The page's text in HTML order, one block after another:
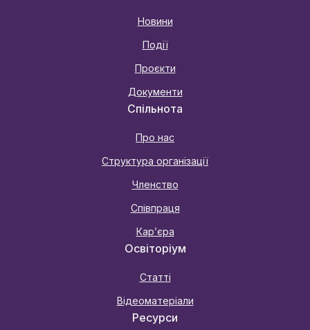
Новини
Події
Проєкти
Документи
Спільнота
Про нас
Структура організації
Членство
Співпраця
Карʼєра
Освіторіум
Статті
Відеоматеріали
Ресурси